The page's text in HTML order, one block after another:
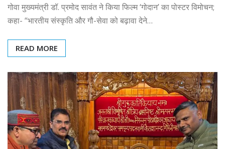
गोवा मुख्यमंत्री डॉ. प्रमोद सावंत ने किया फिल्म ‘गोदान’ का पोस्टर विमोचन;
कहा- “भारतीय संस्कृति और गौ-सेवा को बढ़ावा देने…
READ MORE